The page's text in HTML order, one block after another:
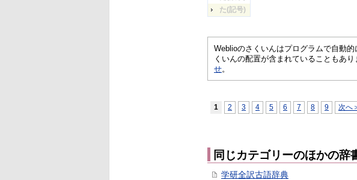
た(記号)
Weblioのさくいんはプログラムで自動
くいんの配置が含まれていることもあり
せ。
1 2 3 4 5 6 7 8 9 次へ
同じカテゴリーのほかの辞
学研全訳古語辞典